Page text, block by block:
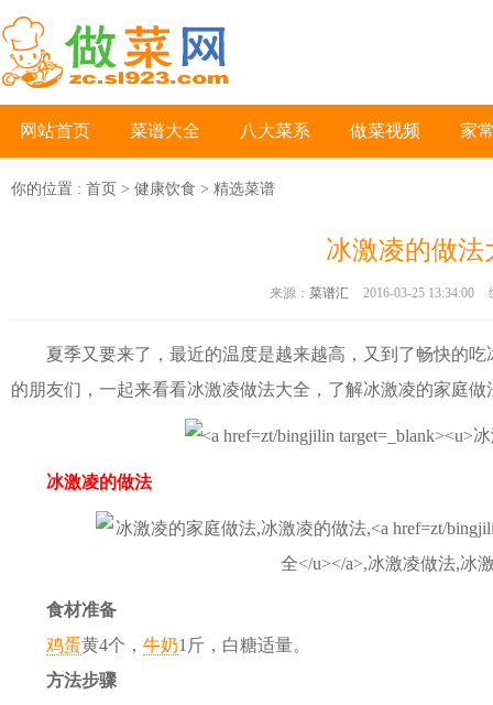
网站首页 菜谱大全 八大菜系 做菜视频 家
你的位置 : 首页 > 健康饮食 > 精选菜谱
冰激凌的做法
来源： 菜谱汇 2016-03-25 13:34:00
夏季又要来了，最近的温度是越来越高，又到了畅快的
的朋友们，一起来看看冰激凌做法大全，了解冰激凌的家庭
冰激凌的做法
食材准备
鸡蛋黄4个， 牛奶1斤，白糖适量。
方法步骤